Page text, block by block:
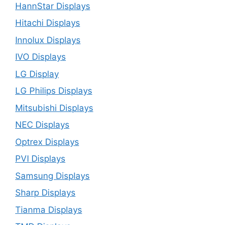
HannStar Displays
Hitachi Displays
Innolux Displays
IVO Displays
LG Display
LG Philips Displays
Mitsubishi Displays
NEC Displays
Optrex Displays
PVI Displays
Samsung Displays
Sharp Displays
Tianma Displays